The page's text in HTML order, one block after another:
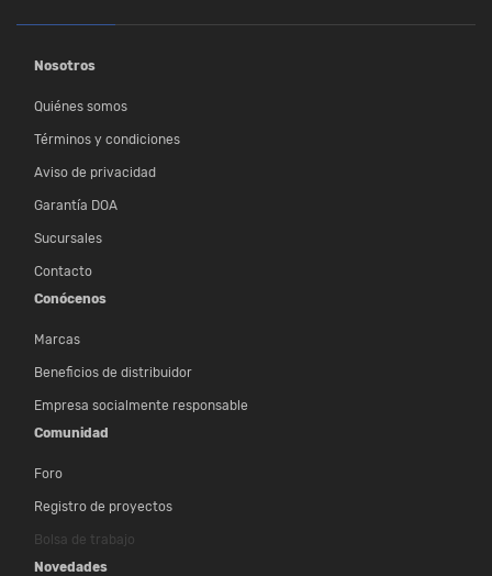
Nosotros
Quiénes somos
Términos y condiciones
Aviso de privacidad
Garantía DOA
Sucursales
Contacto
Conócenos
Marcas
Beneficios de distribuidor
Empresa socialmente responsable
Comunidad
Foro
Registro de proyectos
Bolsa de trabajo
Novedades